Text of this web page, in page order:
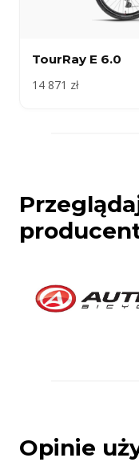
TourRay E 6.0
14 871 zł
Opinie